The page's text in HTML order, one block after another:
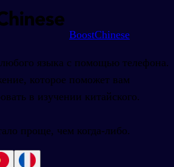
BoostChinese
языка с помощью телефона.
которое поможет вам
в изучении китайского.
проще, чем когда-либо.